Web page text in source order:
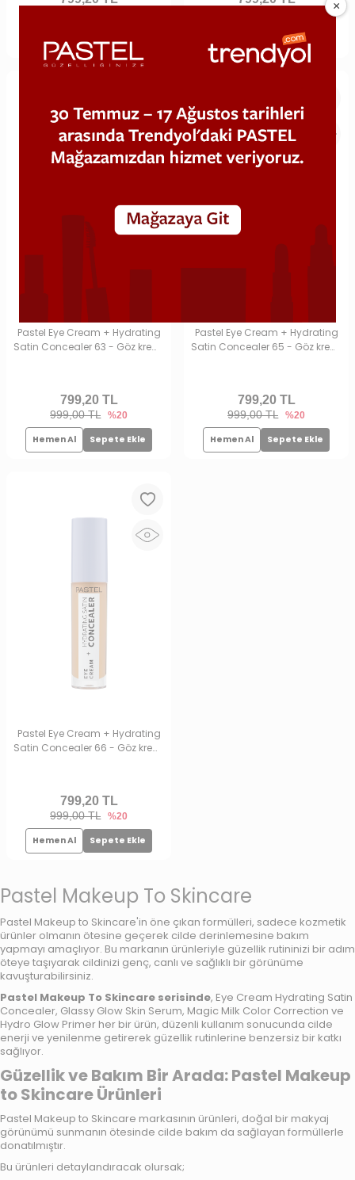
Hemen Al Sepete Ekle Sepete Ekle
Pastel Eye Cream + Hydrating
Satin Concealer 63 - Göz kremi
999,00 TL %20
799,20TL
Hemen Al Sepete Ekle
Pastel Eye Cream + Hydrating
Satin Concealer 65 - Göz kremi
999,00 TL %20
799,20TL
Hemen Al Sepete Ekle
Pastel Eye Cream + Hydrating
Satin Concealer 66 - Göz kremi
999,00 TL %20
799,20TL
Hemen Al Sepete Ekle
Pastel Makeup To Skincare
Pastel Makeup to Skincare'in öne çıkan formülleri, sadece kozmetik
ürünler olmanın ötesine geçerek cilde derinlemesine bakım
yapmayı amaçlıyor. Bu markanın ürünleriyle güzellik rutininizi bir adım
öteye taşıyarak cildinizi genç, canlı ve sağlıklı bir görünüme
kavuşturabilirsiniz.
Pastel Makeup To Skincare serisinde, Eye Cream Hydrating Satin
Concealer, Glassy Glow Skin Serum, Magic Milk Color Correction ve
Hydro Glow Primer her bir ürün, düzenli kullanım sonucunda cilde
enerji ve yenilenme getirerek güzellik rutinlerine benzersiz bir katkı
sağlıyor.
Güzellik ve Bakım Bir Arada: Pastel Makeup
to Skincare Ürünleri
Pastel Makeup to Skincare markasının ürünleri, doğal bir makyaj
görünümü sunmanın ötesinde cilde bakım da sağlayan formüllerle
donatılmıştır.
Bu ürünleri detaylandıracak olursak;